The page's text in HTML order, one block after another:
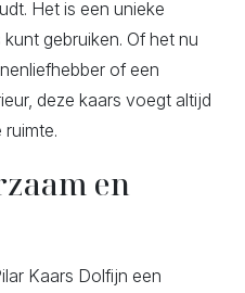
Het is een unieke
gebruiken. Of het nu
of een
deze kaars voegt altijd
en
Kaars Dolfijn een